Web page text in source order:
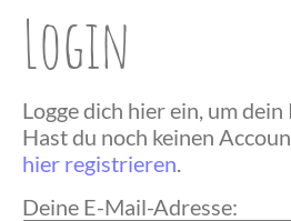
Login
Logge dich hier ein, um
Hast du noch keinen
hier registrieren.
Deine E-Mail-Adresse: